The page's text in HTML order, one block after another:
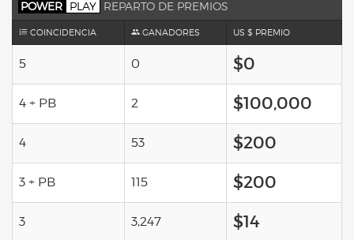
POWER PLAY REPARTO DE PREMIOS
COINCIDENCIA GANADORES US $ PREMIO
5 0 $0
4 + PB 2 $100,000
4 53 $200
3 + PB 115 $200
3 3,247 $14